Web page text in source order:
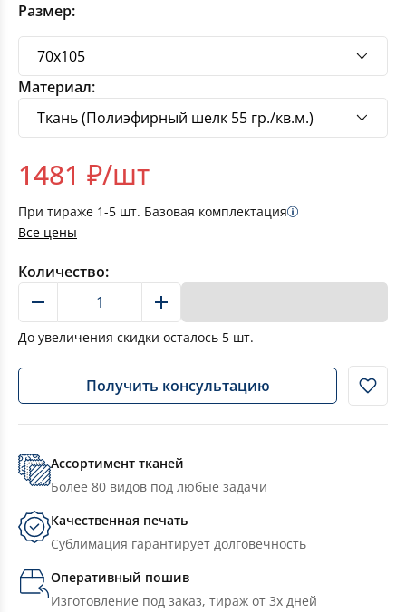
Размер:
Материал:
1481 ₽/шт
При тираже 1-5 шт. Базовая комплектация
Все цены
Количество:
До увеличения скидки осталось 5 шт.
Получить консультацию
Ассортимент тканей
Более 80 видов под любые задачи
Качественная печать
Сублимация гарантирует долговечность
Оперативный пошив
Изготовление под заказ, тираж от 3х дней